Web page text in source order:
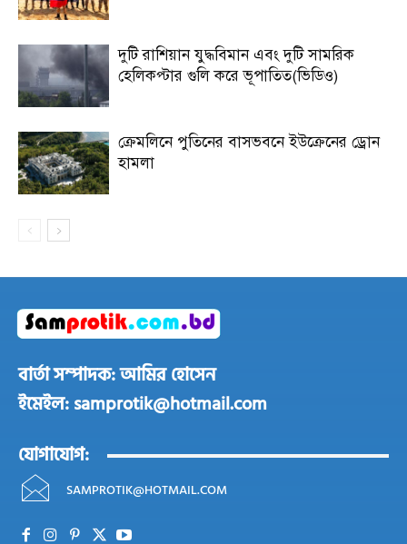
দুটি রাশিয়ান যুদ্ধবিমান এবং দুটি সামরিক
হেলিকপ্টার গুলি করে ভূপাতিত(ভিডিও)
ক্রেমলিনে পুতিনের বাসভবনে ইউক্রেনের ড্রোন
হামলা
বার্তা সম্পাদক: আমির হোসেন
ইমেইল: samprotik@hotmail.com
যোগাযোগ:
SAMPROTIK@HOTMAIL.COM